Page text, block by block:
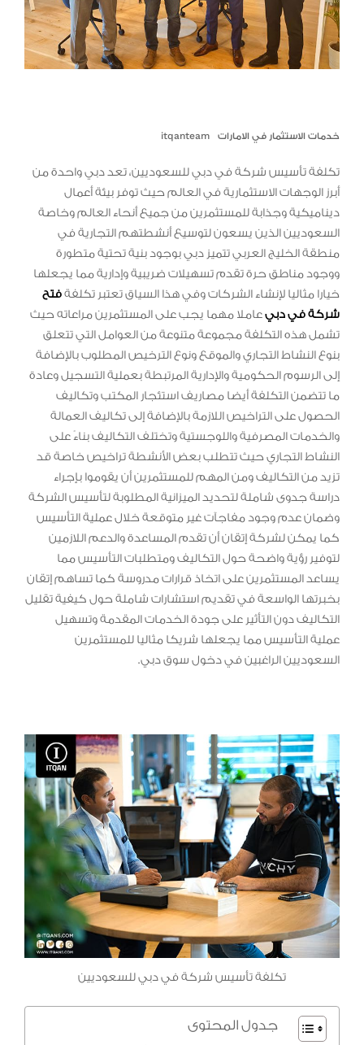
خدمات الاستثمار في الامارات itqanteam
تكلفة تأسيس شركة في دبي للسعوديين، تعد دبي واحدة من
أبرز الوجهات الاستثمارية في العالم حيث توفر بيئة أعمال
ديناميكية وجذابة للمستثمرين من جميع أنحاء العالم وخاصة
السعوديين الذين يسعون لتوسيع أنشطتهم التجارية في
منطقة الخليج العربي تتميز دبي بوجود بنية تحتية متطورة
ووجود مناطق حرة تقدم تسهيلات ضريبية وإدارية مما يجعلها
خيارا مثاليا لإنشاء الشركات وفي هذا السياق تعتبر تكلفةفتح
شركة في دبيعاملا مهما يجب على المستثمرين مراعاته حيث
تشمل هذه التكلفة مجموعة متنوعة من العوامل التي تتعلق
بنوع النشاط التجاري والموقع ونوع الترخيص المطلوب بالإضافة
إلى الرسوم الحكومية والإدارية المرتبطة بعملية التسجيل وعادة
ما تتضمن التكلفة أيضا مصاريف استئجار المكتب وتكاليف
الحصول على التراخيص اللازمة بالإضافة إلى تكاليف العمالة
والخدمات المصرفية واللوجستية وتختلف التكاليف بناءً على
النشاط التجاري حيث تتطلب بعض الأنشطة تراخيص خاصة قد
تزيد من التكاليف ومن المهم للمستثمرين أن يقوموا بإجراء
دراسة جدوى شاملة لتحديد الميزانية المطلوبة لتأسيس الشركة
وضمان عدم وجود مفاجآت غير متوقعة خلال عملية التأسيس
كما يمكن لشركة إتقان أن تقدم المساعدة والدعم اللازمين
لتوفير رؤية واضحة حول التكاليف ومتطلبات التأسيس مما
يساعد المستثمرين على اتخاذ قرارات مدروسة كما تساهم إتقان
بخبرتها الواسعة في تقديم استشارات شاملة حول كيفية تقليل
التكاليف دون التأثير على جودة الخدمات المقدمة وتسهيل
عملية التأسيس مما يجعلها شريكا مثاليا للمستثمرين
السعوديين الراغبين في دخول سوق دبي.
تكلفة تأسيس شركة في دبي للسعوديين
جدول المحتوى